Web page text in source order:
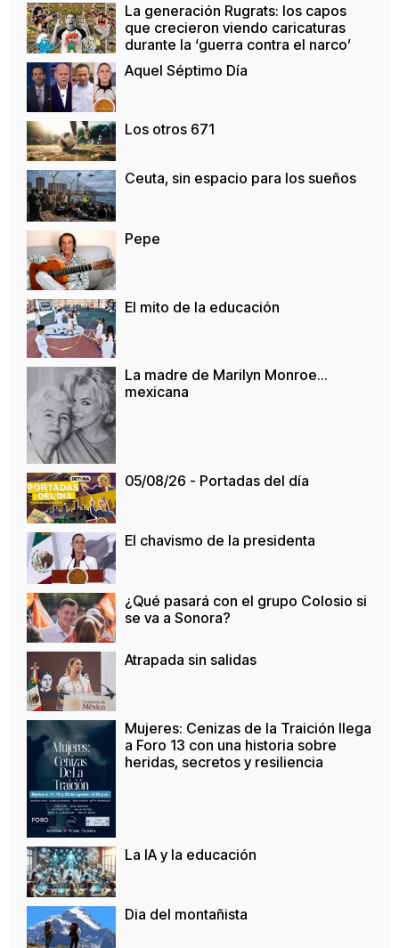
La generación Rugrats: los capos
que crecieron viendo caricaturas
durante la ‘guerra contra el narco’
Aquel Séptimo Día
Los otros 671
Ceuta, sin espacio para los sueños
Pepe
El mito de la educación
La madre de Marilyn Monroe…
mexicana
05/08/26 - Portadas del día
El chavismo de la presidenta
¿Qué pasará con el grupo Colosio si
se va a Sonora?
Atrapada sin salidas
Mujeres: Cenizas de la Traición llega
a Foro 13 con una historia sobre
heridas, secretos y resiliencia
La IA y la educación
Dia del montañista